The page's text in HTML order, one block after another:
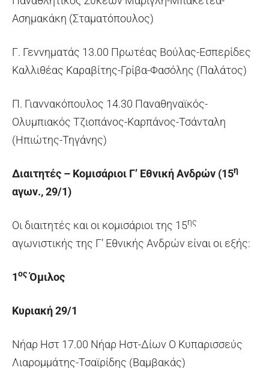
Ασημακάκη (Σταματόπουλος)
Γ. Γεννηματάς 13.00 Πρωτέας Βούλας-Εσπερίδες
Καλλιθέας Καραβίτης-Γρίβα-Φασόλης (Παλάτος)
Π. Γιαννακόπουλος 14.30 Παναθηναϊκός-
Ολυμπιακός Τζιοπάνος-Καρπάνος-Τσάνταλη
(Ηπιώτης-Τηγάνης)
Διαιτητές – Κομισάριοι Γ’ Εθνική Ανδρών (15η
αγων., 29/1)
Οι διαιτητές και οι κομισάριοι της 15ης
αγωνιστικής της Γ’ Εθνικής Ανδρών είναι οι εξής:
1οςΌμιλος
Κυριακή 29/1
Νήαρ Ηστ 17.00 Νήαρ Ηστ-Δίων Ο Κυπαρισσεύς
Λιαρομμάτης-Τσαϊρίδης (Βαμβακάς)